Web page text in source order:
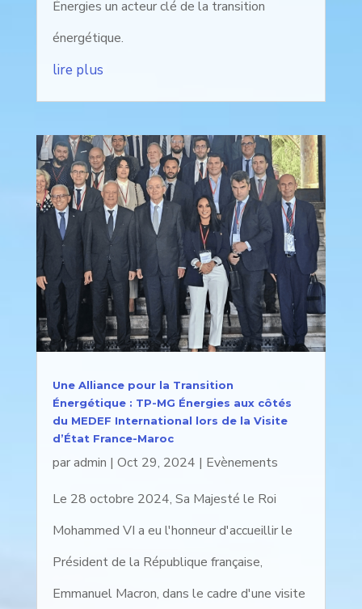
Énergies un acteur clé de la transition
énergétique.
lire plus
Une Alliance pour la Transition
Énergétique : TP-MG Énergies aux côtés
du MEDEF International lors de la Visite
d’État France-Maroc
paradmin | Oct 29, 2024 | Evènements
Le 28 octobre 2024, Sa Majesté le Roi
Mohammed VI a eu l'honneur d'accueillir le
Président de la République française,
Emmanuel Macron, dans le cadre d'une visite